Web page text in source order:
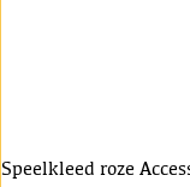
Speelkleed roze